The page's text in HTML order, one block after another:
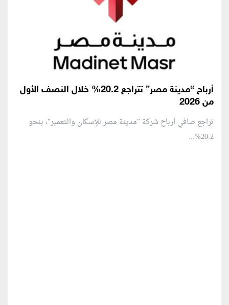
أرباح “مدينة مصر” تتراجع 20.2% خلال النصف الأول
من 2026
تراجع صافي أرباح شركة "مدينة مصر للإسكان والتعمير"، بنحو
20.2%...